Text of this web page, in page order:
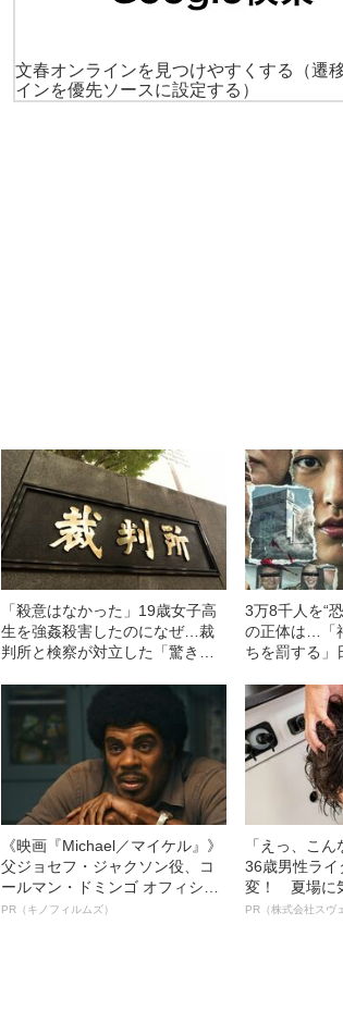
文春オンラインを見つけやすくする
（遷
インを優先ソースに設定する）
「殺意はなかった」19歳女子高
生を強姦殺害したのになぜ…裁
判所と検察が対立した「驚きの
3万8千人を“
の正体は…「
ちを罰する」
条理な結末
《映画『Michael／マイケル』》
父ジョセフ・ジャクソン役、コ
ールマン・ドミンゴ オフィシャ
ルインタビュー“観客を魅了した
PR（キノフィルムズ）
「えっ、こん
36歳男性ライ
変！ 夏場に
オイ”や“ベタ
PR（株式会社スヴ